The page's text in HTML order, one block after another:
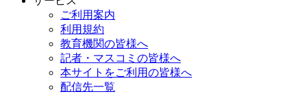
ご利用案内
利用規約
教育機関の皆様へ
記者・マスコミの皆様へ
本サイトをご利用の皆様へ
配信先一覧